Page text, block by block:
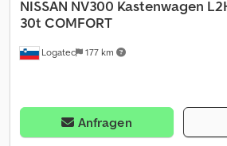
Logatec 177 km
NISSAN NV300 Kastenwagen
30t COMFORT
Anfragen